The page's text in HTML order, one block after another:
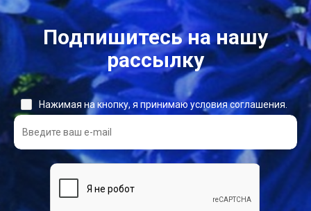
Подпишитесь на нашу
рассылку
Нажимая на кнопку, я принимаю условия соглашения.